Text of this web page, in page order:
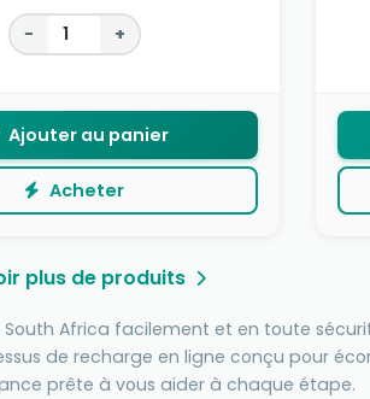
− +
Ajouter au panier
Acheter
plus de produits
Africa facilement et en toute
de recharge en ligne conçu pour
prête à vous aider à chaque étape.